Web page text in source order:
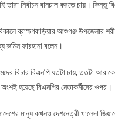
নির্বাচন বানচাল করতে চায়। কিন্তু
ব্রাহ্মণবাড়িয়ার আশুগঞ্জ উপজেলার
রুমিন ফারহানা বলেন।
বিচার বিএনপি যতটা চায়, ততটা আর
হয়েছে বিএনপির নেতাকর্মীদের ওপর।
মানুষ কখনও দেশনেত্রী খালেদা